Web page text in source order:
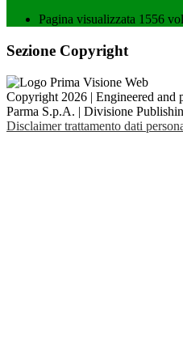
Pagina visualizzata 1556
Sezione Copyright
Copyright 2026 | Engineered and
Parma S.p.A. | Divisione
Disclaimer trattamento dati